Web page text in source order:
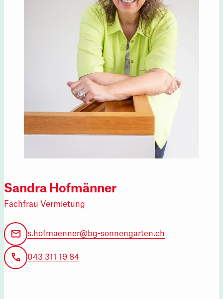
Sandra Hofmänner
Fachfrau Vermietung
s.hofmaenner@bg-sonnengarten.ch
043 311 19 84